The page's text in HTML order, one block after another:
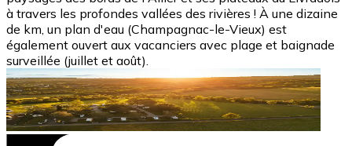
à travers les profondes vallées des rivières ! À une dizaine
de km, un plan d'eau (Champagnac-le-Vieux) est
également ouvert aux vacanciers avec plage et baignade
surveillée (juillet et août).